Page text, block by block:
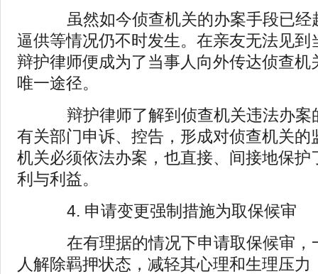
虽然如今侦查机关的办案手段已经
逼供等情况仍不时发生。在亲友无法见到
辩护律师便成为了当事人向外传达侦查机
唯一途径。
辩护律师了解到侦查机关违法办案
有关部门申诉、控告，形成对侦查机关的
机关必须依法办案，也直接、间接地保护
利与利益。
4. 申请变更强制措施为取保候审
在有理据的情况下申请取保候审，
人解除羁押状态，减轻其心理和生理压